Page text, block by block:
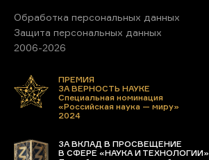
Обработка персональных данных
Защита персональных данных
2006-2026
ПРЕМИЯ
ЗА ВЕРНОСТЬ НАУКЕ
Специальная номинация
«Российская наука — миру»
2024
ЗА ВКЛАД В ПРОСВЕЩЕНИЕ
В СФЕРЕ «НАУКА И ТЕХНОЛОГИИ»